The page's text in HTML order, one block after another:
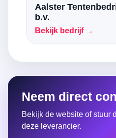
Aalster
b.v.
Bekijk bedrijf →
Neem direct
Bekijk de website of stuur
deze leverancier.